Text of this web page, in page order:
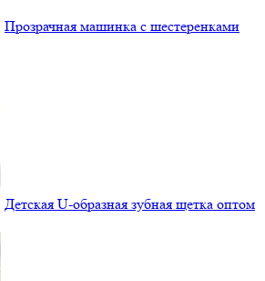
Прозрачная машинка с шестеренками
Детская U-образная зубная щетка оптом